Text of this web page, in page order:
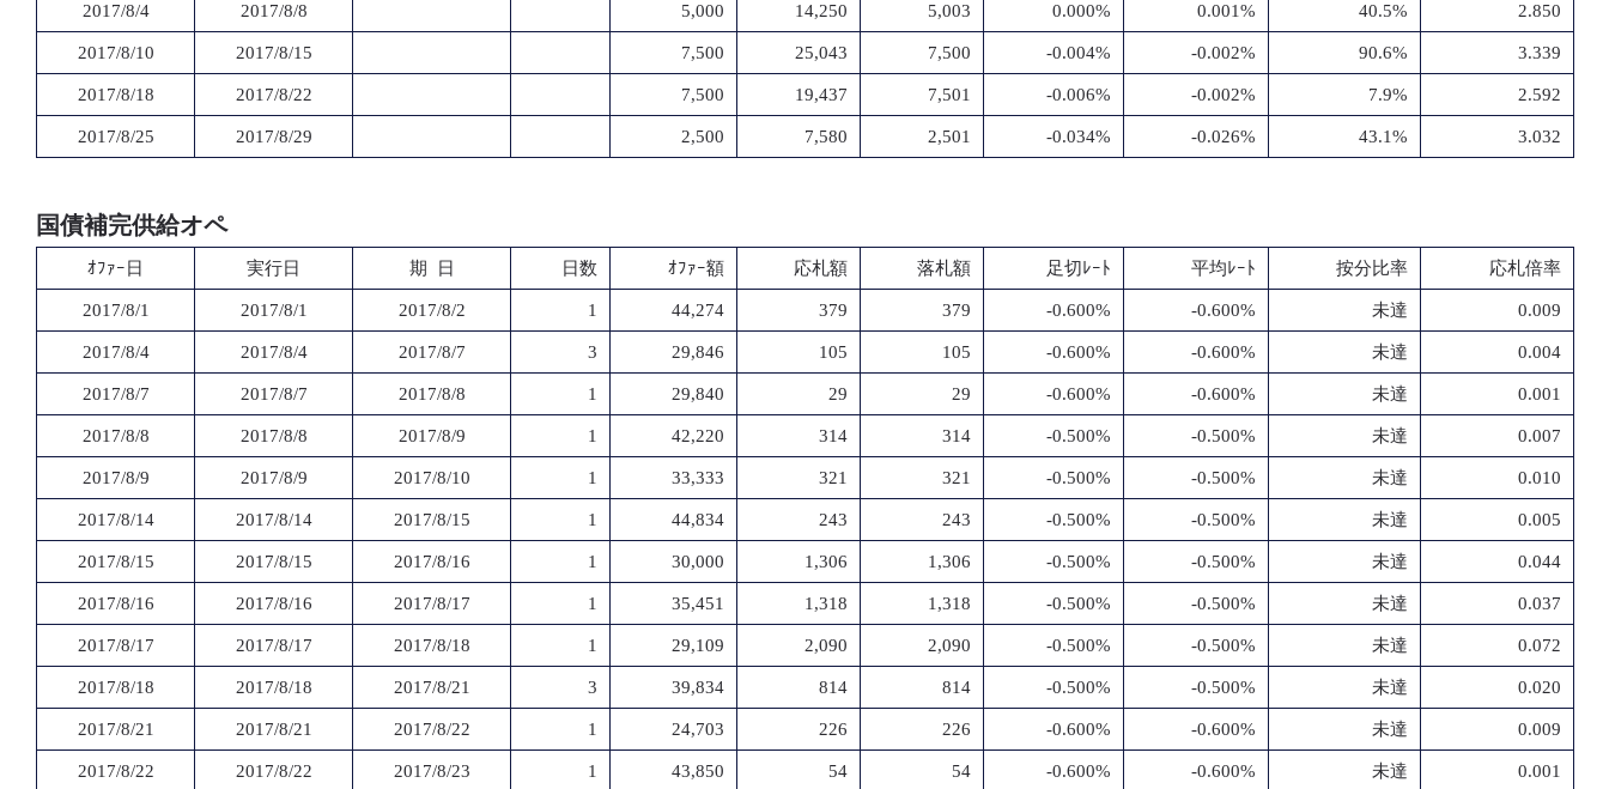
2017/8/4 2017/8/8 5,000 14,250 5,003 0.000% 0.001% 40.5% 2.850
2017/8/10 2017/8/15 7,500 25,043 7,500 -0.004% -0.002% 90.6% 3.339
2017/8/18 2017/8/22 7,500 19,437 7,501 -0.006% -0.002% 7.9% 2.592
2017/8/25 2017/8/29 2,500 7,580 2,501 -0.034% -0.026% 43.1% 3.032
国債補完供給オペ
ｵﾌｧｰ日 実行日 期 日 日数 ｵﾌｧｰ額 応札額 落札額 足切ﾚｰﾄ 平均ﾚｰﾄ 按分比率 応札倍率
2017/8/1 2017/8/1 2017/8/2 1 44,274 379 379 -0.600% -0.600% 未達 0.009
2017/8/4 2017/8/4 2017/8/7 3 29,846 105 105 -0.600% -0.600% 未達 0.004
2017/8/7 2017/8/7 2017/8/8 1 29,840 29 29 -0.600% -0.600% 未達 0.001
2017/8/8 2017/8/8 2017/8/9 1 42,220 314 314 -0.500% -0.500% 未達 0.007
2017/8/9 2017/8/9 2017/8/10 1 33,333 321 321 -0.500% -0.500% 未達 0.010
2017/8/14 2017/8/14 2017/8/15 1 44,834 243 243 -0.500% -0.500% 未達 0.005
2017/8/15 2017/8/15 2017/8/16 1 30,000 1,306 1,306 -0.500% -0.500% 未達 0.044
2017/8/16 2017/8/16 2017/8/17 1 35,451 1,318 1,318 -0.500% -0.500% 未達 0.037
2017/8/17 2017/8/17 2017/8/18 1 29,109 2,090 2,090 -0.500% -0.500% 未達 0.072
2017/8/18 2017/8/18 2017/8/21 3 39,834 814 814 -0.500% -0.500% 未達 0.020
2017/8/21 2017/8/21 2017/8/22 1 24,703 226 226 -0.600% -0.600% 未達 0.009
2017/8/22 2017/8/22 2017/8/23 1 43,850 54 54 -0.600% -0.600% 未達 0.001